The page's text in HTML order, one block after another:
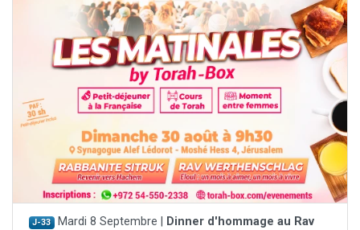
J-33 Mardi 8 Septembre |
Dinner d'hommage au Rav